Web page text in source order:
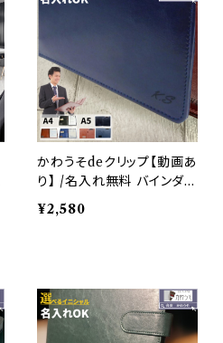
かわうそdeクリップ【動画あ
り】 /名入れ無料 バインダー
A4 おしゃれ クリップ 多機
能 革 クリップボード 二つ
メモ帳付 高級感 ビジネス
お洒落 名刺 黒 茶色 紺 ブ
ラック ネイビー ブラウン
¥2,580